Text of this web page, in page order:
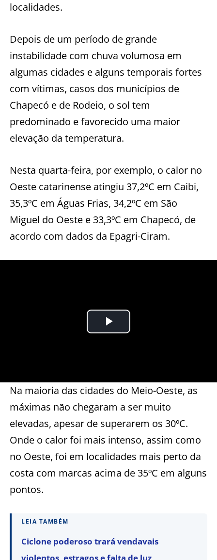
localidades.
Depois de um período de grande
instabilidade com chuva volumosa em
algumas cidades e alguns temporais fortes
com vítimas, casos dos municípios de
Chapecó e de Rodeio, o sol tem
predominado e favorecido uma maior
elevação da temperatura.
Nesta quarta-feira, por exemplo, o calor no
Oeste catarinense atingiu 37,2ºC em Caibi,
35,3ºC em Águas Frias, 34,2ºC em São
Miguel do Oeste e 33,3ºC em Chapecó, de
acordo com dados da Epagri-Ciram.
Na maioria das cidades do Meio-Oeste, as
máximas não chegaram a ser muito
elevadas, apesar de superarem os 30ºC.
Onde o calor foi mais intenso, assim como
no Oeste, foi em localidades mais perto da
costa com marcas acima de 35ºC em alguns
pontos.
LEIA TAMBÉM
Ciclone poderoso trará vendavais